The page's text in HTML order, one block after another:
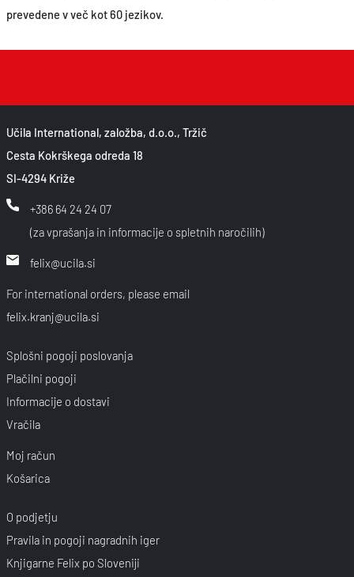
prevedene v več kot 60 jezikov.
Učila International, založba, d.o.o., Tržič
Cesta Kokrškega odreda 18
SI-4294 Križe
+386 64 24 24 07
(za vprašanja in informacije o spletnih naročilih)
felix@ucila.si
For international orders, please email
felix.kranj@ucila.si
Splošni pogoji poslovanja
Plačilni pogoji
Informacije o dostavi
Vračila
Moj račun
Košarica
O podjetju
Pravila in pogoji nagradnih iger
Knjigarne Felix po Sloveniji